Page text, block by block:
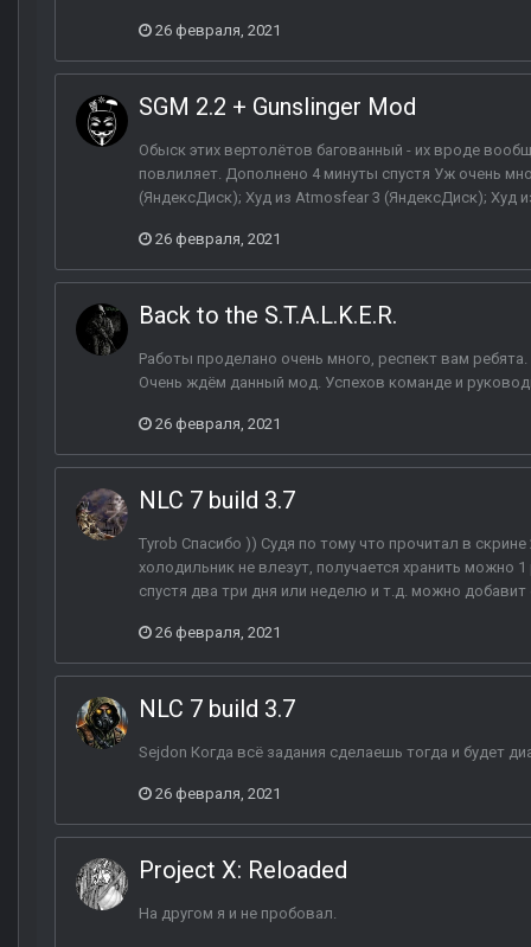
26 февраля, 2021
SGM 2.2 + Gunslinger Mod
Обыск этих вертолётов багованный - их вроде
повлиляет. Дополнено 4 минуты спустя Уж очень
(ЯндексДиск); Худ из Atmosfear 3 (ЯндексДиск); Худ
26 февраля, 2021
Back to the S.T.A.L.K.E.R.
Работы проделано очень много, респект вам
Очень ждём данный мод. Успехов команде и
26 февраля, 2021
NLC 7 build 3.7
Tyrob Спасибо )) Судя по тому что прочитал в
холодильник не влезут, получается хранить можно
спустя два три дня или неделю и т.д. можно добавит
26 февраля, 2021
NLC 7 build 3.7
Sejdon Когда всё задания сделаешь тогда и будет
26 февраля, 2021
Project X: Reloaded
На другом я и не пробовал.